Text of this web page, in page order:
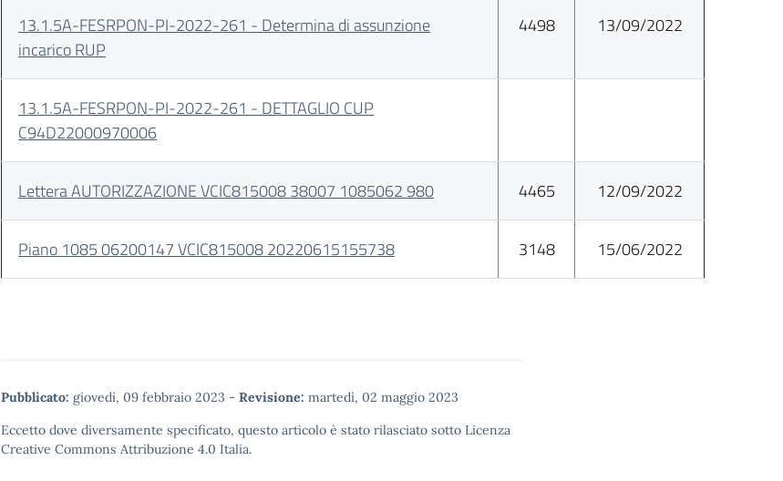
13.1.5A-FESRPON-PI-2022-261 - Determina di assunzione
incarico RUP
4498 13/09/2022
13.1.5A-FESRPON-PI-2022-261 - DETTAGLIO CUP
C94D22000970006
Lettera AUTORIZZAZIONE VCIC815008 38007 1085062 980 4465 12/09/2022
Piano 1085 06200147 VCIC815008 20220615155738 3148 15/06/2022
Pubblicato: giovedì, 09 febbraio 2023 - Revisione: martedì, 02 maggio 2023
Eccetto dove diversamente specificato, questo articolo è stato rilasciato sotto Licenza
Creative Commons Attribuzione 4.0 Italia.